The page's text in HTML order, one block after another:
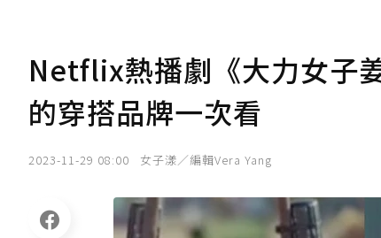
Netflix熱播劇《大力女子
的穿搭品牌一次看
2023-11-29 08:00 女子漾／編輯Vera Yang